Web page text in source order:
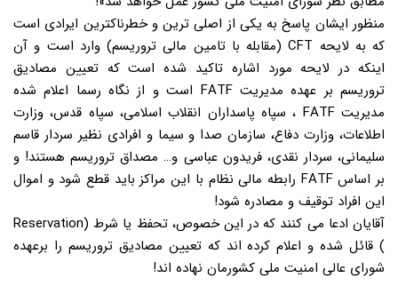
منظور ایشان پاسخ به یکی از اصلی ترین و خطرناکترین ایرادی است
که به لایحه CFT (مقابله با تامین مالی تروریسم) وارد است و آن
اینکه در لایحه مورد اشاره تاکید شده است که تعیین مصادیق
تروریسم بر عهده مدیریت FATF است و از نگاه رسما اعلام شده
مدیریت FATF ، سپاه پاسداران انقلاب اسلامی، سپاه قدس، وزارت
اطلاعات، وزارت دفاع، سازمان صدا و سیما و افرادی نظیر سردار قاسم
سلیمانی، سردار نقدی، فریدون عباسی و… مصداق تروریسم هستند! و
بر اساس FATF رابطه مالی نظام با این مراکز باید قطع شود و اموال
این افراد توقیف و مصادره شود!
آقایان ادعا می کنند که در این خصوص، تحفظ یا شرط (Reservation
) قائل شده و اعلام کرده اند که تعیین مصادیق تروریسم را برعهده
شورای عالی امنیت ملی کشورمان نهاده اند!